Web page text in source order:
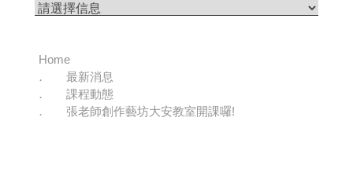
Home
最新消息
課程動態
張老師創作藝坊大安教室開課囉!